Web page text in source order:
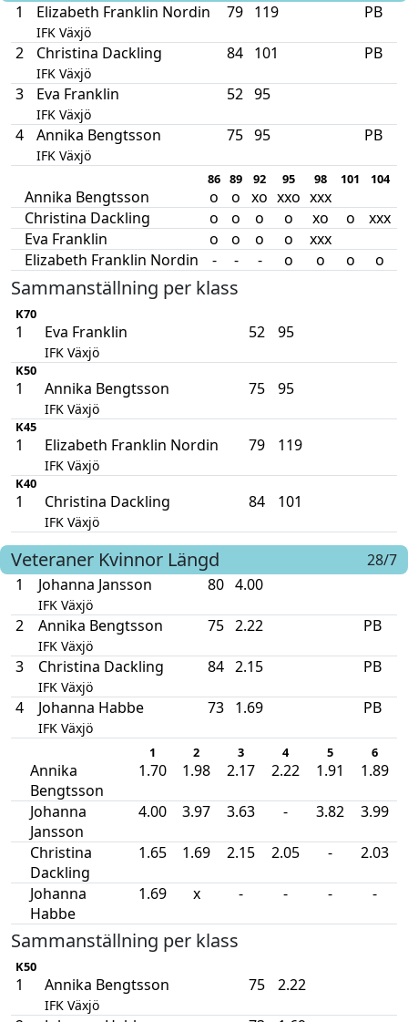
1
Elizabeth Franklin Nordin
IFK Växjö
79 119 PB
2 Christina Dackling
IFK Växjö
84 101 PB
3 Eva Franklin
IFK Växjö
52 95
4 Annika Bengtsson
IFK Växjö
75 95 PB
86 89 92 95 98 101 104
Annika Bengtsson o o xo xxo xxx
Christina Dackling
o o o o xo o
xxx
Eva Franklin
o o o o
xxx
Elizabeth Franklin Nordin
- - - o o o o
Sammanställning per klass
K70
1 Eva Franklin
IFK Växjö
52 95
K50
1 Annika Bengtsson
IFK Växjö
75 95
K45
1 Elizabeth Franklin Nordin
IFK Växjö
79 119
K40
1 Christina Dackling
IFK Växjö
84 101
Veteraner Kvinnor Längd
28/7
1
Johanna Jansson
IFK Växjö
80 4.00
2 Annika Bengtsson
IFK Växjö
75 2.22 PB
3 Christina Dackling
IFK Växjö
84 2.15 PB
4 Johanna Habbe
IFK Växjö
73 1.69 PB
1 2 3 4 5 6
Annika
Bengtsson
1.70 1.98 2.17 2.22 1.91 1.89
Johanna
Jansson
4.00 3.97 3.63 - 3.82 3.99
Christina
Dackling
1.65 1.69 2.15 2.05 - 2.03
Johanna
Habbe
1.69 x - - - -
Sammanställning per klass
K50
1 Annika Bengtsson
IFK Växjö
75 2.22